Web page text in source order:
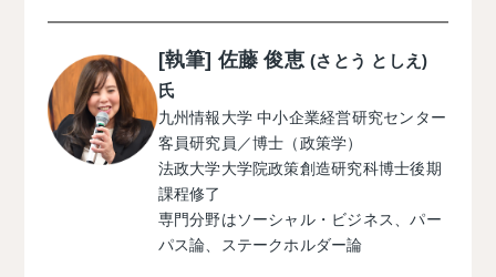
[執筆] 佐藤 俊恵(さとう としえ)
氏
九州情報大学 中小企業経営研究センター
客員研究員／博士（政策学）
法政大学大学院政策創造研究科博士後期
課程修了
専門分野はソーシャル・ビジネス、パー
パス論、ステークホルダー論